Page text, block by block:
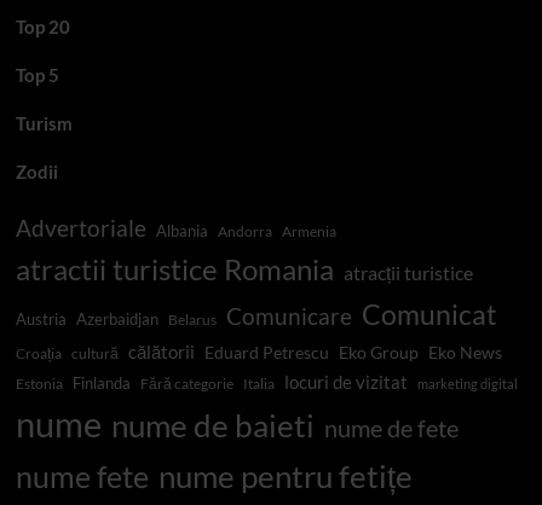
Top 20
Top 5
Turism
Zodii
Advertoriale Albania Andorra Armenia
atractii turistice Romania atracții turistice
Austria Azerbaidjan Belarus Comunicare Comunicat
Croația cultură călătorii Eduard Petrescu Eko Group Eko News
Estonia Finlanda Fără categorie Italia locuri de vizitat marketing digital
nume nume de baieti nume de fete
nume fete nume pentru fetițe